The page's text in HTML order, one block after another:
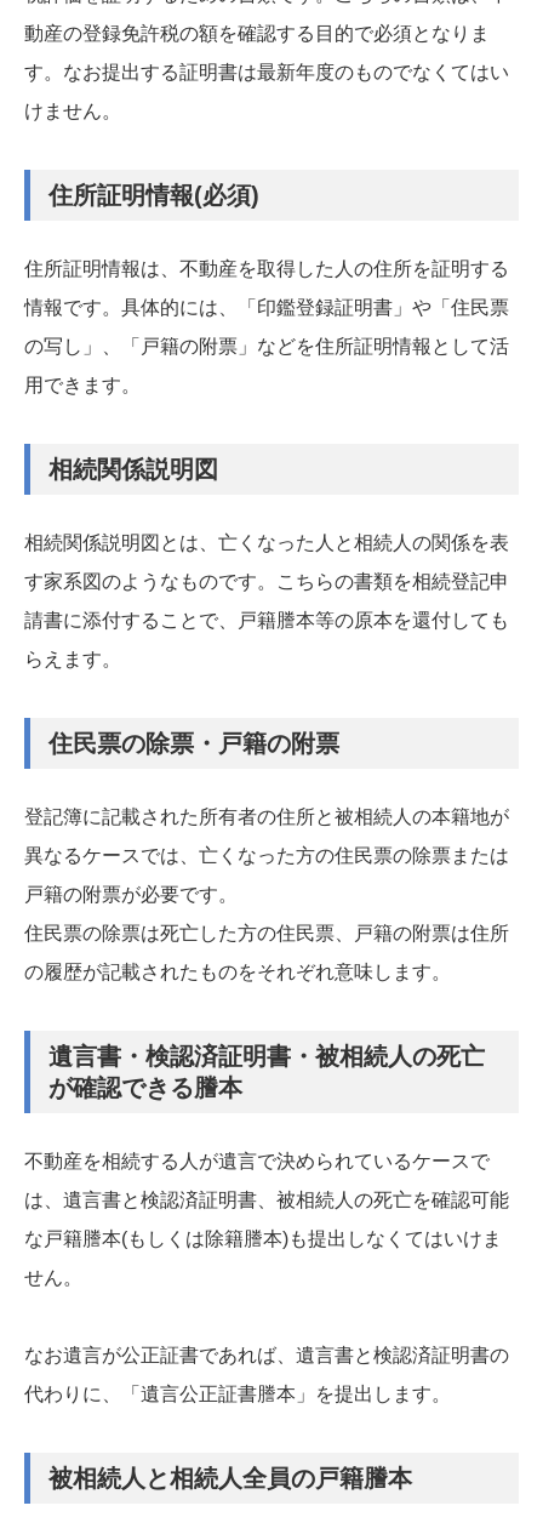
動産の登録免許税の額を確認する目的で必須となりま
す。なお提出する証明書は最新年度のものでなくてはい
けません。
住所証明情報(必須)
住所証明情報は、不動産を取得した人の住所を証明する
情報です。具体的には、「印鑑登録証明書」や「住民票
の写し」、「戸籍の附票」などを住所証明情報として活
用できます。
相続関係説明図
相続関係説明図とは、亡くなった人と相続人の関係を表
す家系図のようなものです。こちらの書類を相続登記申
請書に添付することで、戸籍謄本等の原本を還付しても
らえます。
住民票の除票・戸籍の附票
登記簿に記載された所有者の住所と被相続人の本籍地が
異なるケースでは、亡くなった方の住民票の除票または
戸籍の附票が必要です。
住民票の除票は死亡した方の住民票、戸籍の附票は住所
の履歴が記載されたものをそれぞれ意味します。
遺言書・検認済証明書・被相続人の死亡
が確認できる謄本
不動産を相続する人が遺言で決められているケースで
は、遺言書と検認済証明書、被相続人の死亡を確認可能
な戸籍謄本(もしくは除籍謄本)も提出しなくてはいけま
せん。
なお遺言が公正証書であれば、遺言書と検認済証明書の
代わりに、「遺言公正証書謄本」を提出します。
被相続人と相続人全員の戸籍謄本